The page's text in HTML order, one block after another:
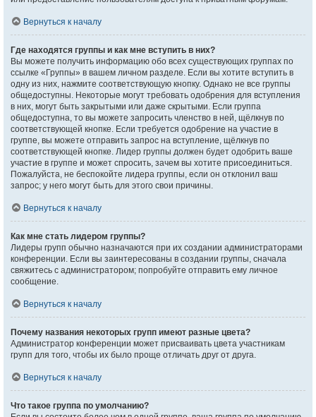
Вернуться к началу
Где находятся группы и как мне вступить в них?
Вы можете получить информацию обо всех существующих группах по
ссылке «Группы» в вашем личном разделе. Если вы хотите вступить в
одну из них, нажмите соответствующую кнопку. Однако не все группы
общедоступны. Некоторые могут требовать одобрения для вступления
в них, могут быть закрытыми или даже скрытыми. Если группа
общедоступна, то вы можете запросить членство в ней, щёлкнув по
соответствующей кнопке. Если требуется одобрение на участие в
группе, вы можете отправить запрос на вступление, щёлкнув по
соответствующей кнопке. Лидер группы должен будет одобрить ваше
участие в группе и может спросить, зачем вы хотите присоединиться.
Пожалуйста, не беспокойте лидера группы, если он отклонил ваш
запрос; у него могут быть для этого свои причины.
Вернуться к началу
Как мне стать лидером группы?
Лидеры групп обычно назначаются при их создании администраторами
конференции. Если вы заинтересованы в создании группы, сначала
свяжитесь с администратором; попробуйте отправить ему личное
сообщение.
Вернуться к началу
Почему названия некоторых групп имеют разные цвета?
Администратор конференции может присваивать цвета участникам
групп для того, чтобы их было проще отличать друг от друга.
Вернуться к началу
Что такое группа по умолчанию?